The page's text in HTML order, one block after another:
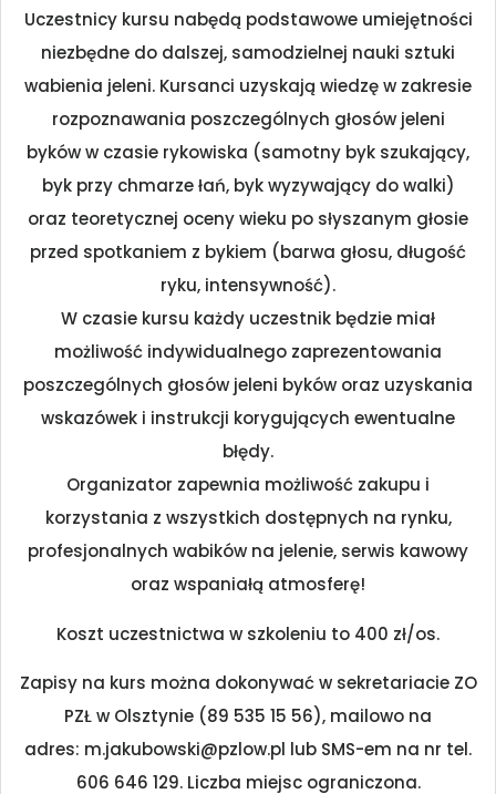
Uczestnicy kursu nabędą podstawowe umiejętności
niezbędne do dalszej, samodzielnej nauki sztuki
wabienia jeleni. Kursanci uzyskają wiedzę w zakresie
rozpoznawania poszczególnych głosów jeleni
byków w czasie rykowiska (samotny byk szukający,
byk przy chmarze łań, byk wyzywający do walki)
oraz teoretycznej oceny wieku po słyszanym głosie
przed spotkaniem z bykiem (barwa głosu, długość
ryku, intensywność).
W czasie kursu każdy uczestnik będzie miał
możliwość indywidualnego zaprezentowania
poszczególnych głosów jeleni byków oraz uzyskania
wskazówek i instrukcji korygujących ewentualne
błędy.
Organizator zapewnia możliwość zakupu i
korzystania z wszystkich dostępnych na rynku,
profesjonalnych wabików na jelenie, serwis kawowy
oraz wspaniałą atmosferę!
Koszt uczestnictwa w szkoleniu to 400 zł/os.
Zapisy na kurs można dokonywać w sekretariacie ZO
PZŁ w Olsztynie (89 535 15 56), mailowo na
adres: m.jakubowski@pzlow.pl lub SMS-em na nr tel.
606 646 129. Liczba miejsc ograniczona.